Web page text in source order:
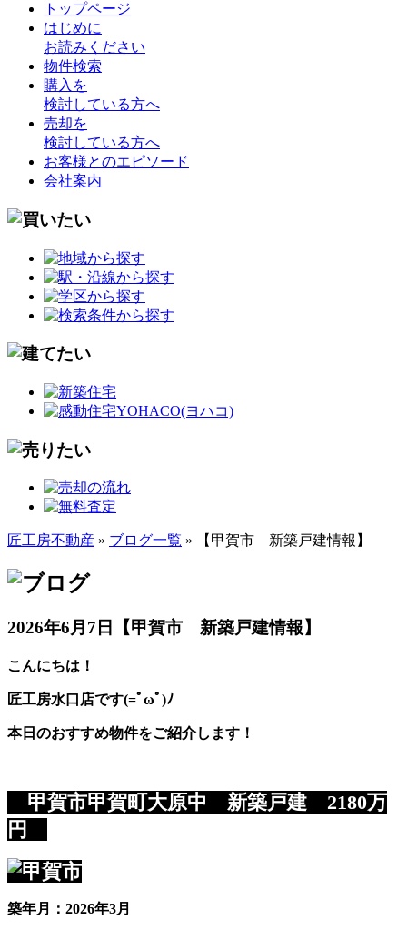
トップページ
はじめに
お読みください
物件検索
購入を
検討している方へ
売却を
検討している方へ
お客様とのエピソード
会社案内
匠工房不動産 » ブログ一覧 » 【甲賀市 新築戸建情報】
2026年6月7日 【甲賀市 新築戸建情報】
こんにちは！
匠工房水口店です(=ﾟωﾟ)ﾉ
本日のおすすめ物件をご紹介します！
甲賀市甲賀町大原中 新築戸建 2180万
円
築年月：2026年3月